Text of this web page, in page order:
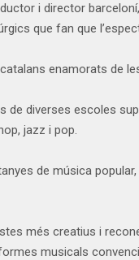
i director
que fan que
enamorats de
de diverses escoles
jazz i pop.
de música
més creatius i
musicals